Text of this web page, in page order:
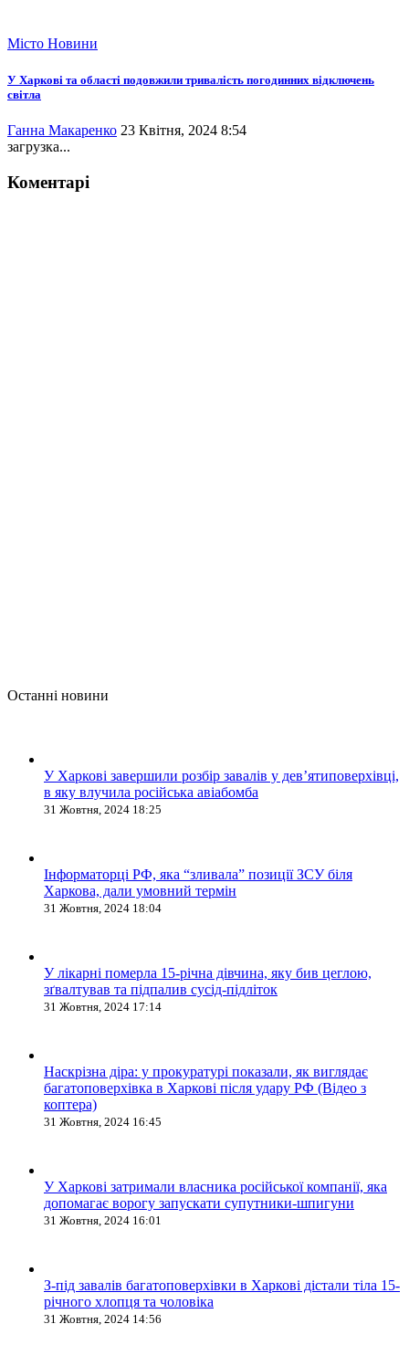
Місто Новини
У Харкові та області подовжили тривалість погодинних відключень
світла
Ганна Макаренко 23 Квітня, 2024 8:54
загрузка...
Коментарі
Останні новини
У Харкові завершили розбір завалів у дев’ятиповерхівці,
в яку влучила російська авіабомба
31 Жовтня, 2024 18:25
Інформаторці РФ, яка “зливала” позиції ЗСУ біля
Харкова, дали умовний термін
31 Жовтня, 2024 18:04
У лікарні померла 15-річна дівчина, яку бив цеглою,
зґвалтував та підпалив сусід-підліток
31 Жовтня, 2024 17:14
Наскрізна діра: у прокуратурі показали, як виглядає
багатоповерхівка в Харкові після удару РФ (Відео з
коптера)
31 Жовтня, 2024 16:45
У Харкові затримали власника російської компанії, яка
допомагає ворогу запускати супутники-шпигуни
31 Жовтня, 2024 16:01
З-під завалів багатоповерхівки в Харкові дістали тіла 15-
річного хлопця та чоловіка
31 Жовтня, 2024 14:56